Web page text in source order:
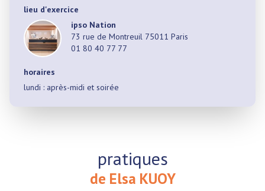
lieu d'exercice
ipso Nation
73 rue de Montreuil 75011 Paris
01 80 40 77 77
horaires
lundi : après-midi et soirée
pratiques
de Elsa KUOY